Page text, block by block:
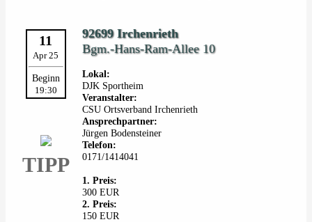
11
Apr 25
Beginn
19:30
TIPP
92699 Irchenrieth
Bgm.-Hans-Ram-Allee 10
Lokal:
DJK Sportheim
Veranstalter:
CSU Ortsverband Irchenrieth
Ansprechpartner:
Jürgen Bodensteiner
Telefon:
0171/1414041
1. Preis:
300 EUR
2. Preis:
150 EUR